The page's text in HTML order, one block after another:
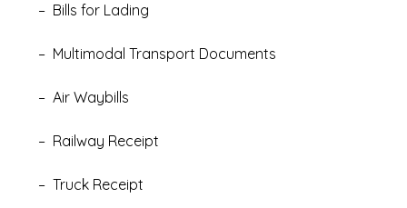
– Bills for Lading
– Multimodal Transport Documents
– Air Waybills
– Railway Receipt
– Truck Receipt